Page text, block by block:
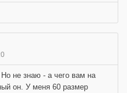
не знаю - а чего вам на
он. У меня 60 размер